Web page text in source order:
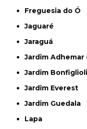
Freguesia do Ó
Jaguaré
Jaraguá
Jardim
Jardim Bonfiglioli
Jardim Everest
Jardim Guedala
Lapa